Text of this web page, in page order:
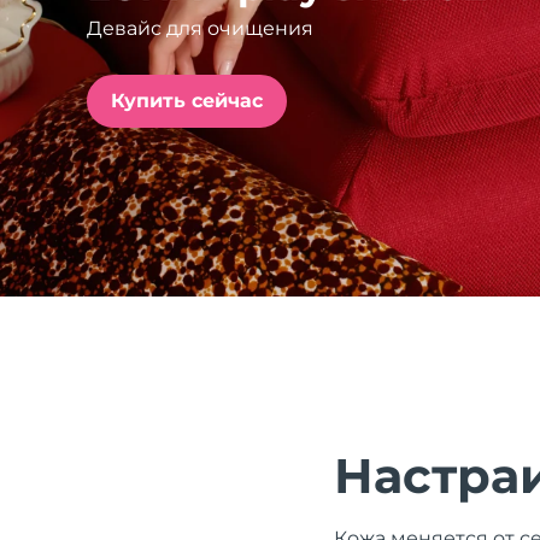
Девайс для очищения
Купить сейчас
issa™ Teeth Whitening Set
FAQ™ Dual LED Panel
ПОДАРКИ И НАБОРЫ